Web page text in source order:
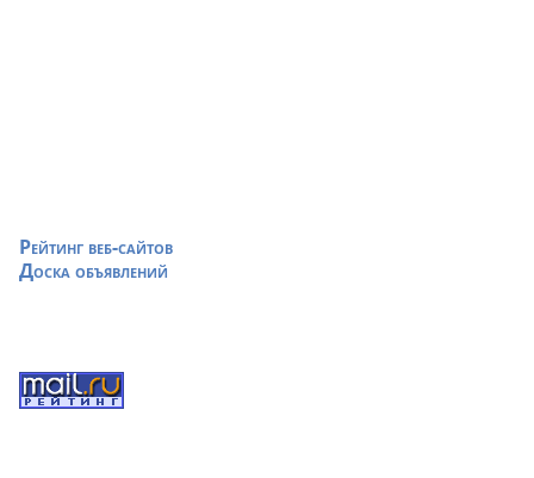
Рейтинг веб-сайтов
Доска объявлений